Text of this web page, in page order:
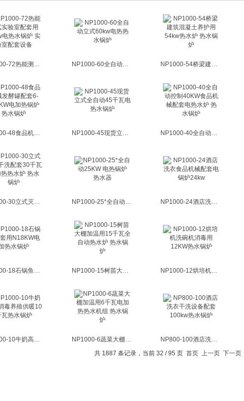
NP1000-72热能测试实验室配套用72kw电热水锅炉 实验室配套设备 NP1000-60全自动立式60kw电热热水锅炉 NP1000-54桥梁建筑混凝土养护用54kw热水炉 热水锅炉
NP1000-48食品机械发酵罐配套6-100KW电加热锅炉 热水锅炉 NP1000-45现货立式全自动45千瓦电热水锅炉 NP1000-40全自动控制40KW食品机械配套电热水炉 热水锅炉
NP1000-30立式灭菌干洗配套30千瓦电加热热水炉 热水锅炉 NP1000-25*全自动25KW 电热锅炉 热水器 NP1000-24酒店洗衣食品机械配套电锅炉24kw
NP1000-18石锅鱼配套用N18KW电加热水锅炉 NP1000-15树苗大棚加温用15千瓦全自动热水炉 热水锅炉 NP1000-12烘培机洗碗机消毒用12KW热水锅炉
NP1000-10牛奶高温消毒养殖供暖10千瓦热水锅炉 NP1000-6蔬菜大棚加温用6千瓦电加热热水机组 热水锅炉 NP800-100酒店洗衣干洗设备配套100kw热水锅炉
共 1887 条记录，当前 32 / 95 页 首页 上一页 下一页